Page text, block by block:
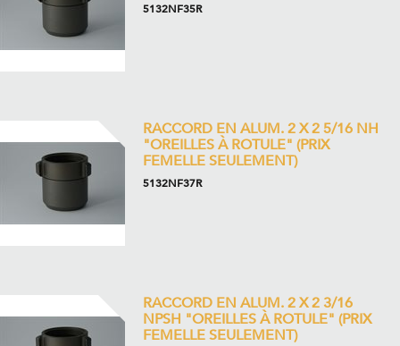
5132NF35R
RACCORD EN ALUM. 2 X 2 5/16 NH
"OREILLES À ROTULE" (PRIX
FEMELLE SEULEMENT)
5132NF37R
RACCORD EN ALUM. 2 X 2 3/16
NPSH "OREILLES À ROTULE" (PRIX
FEMELLE SEULEMENT)